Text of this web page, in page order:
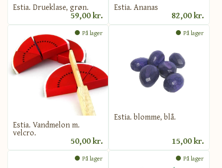
Estia. Drueklase, grøn.
59,00 kr.
Estia. Ananas
82,00 kr.
På lager
Estia. Vandmelon m.
velcro.
50,00 kr.
På lager
Estia. blomme, blå.
15,00 kr.
På lager På lager